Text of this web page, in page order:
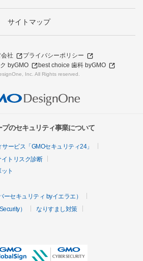
サイトマップ
社
プライバシーポリシー
byGMO
best choice 歯科 byGMO
Inc. All Rights reserved.
のセキュリティ事業について
ービス「GMOセキュリティ24」
イトリスク診断
ト
セキュリティ byイエラエ）
）
なりすまし対策